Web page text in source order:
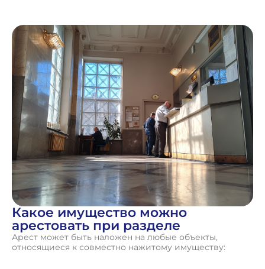
Какое имущество можно
арестовать при разделе
Арест может быть наложен на любые объекты,
относящиеся к совместно нажитому имуществу: